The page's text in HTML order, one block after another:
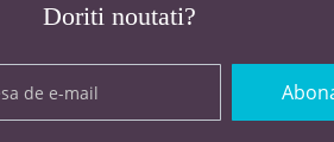
Doriti noutati?